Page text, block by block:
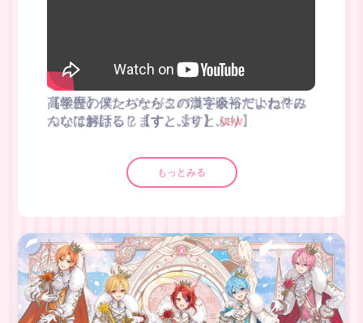
【報告】メンバーがタバコを吸っていた件に
ついてお話しします。【すとぷり】
もっとみる